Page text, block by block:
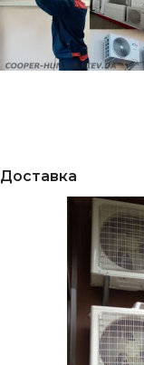
Доставка